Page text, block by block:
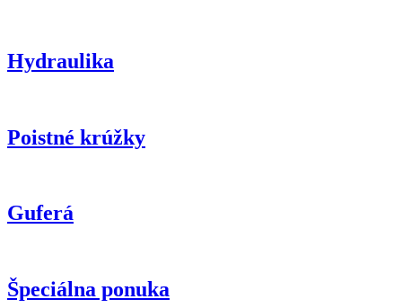
Hydraulika
Poistné krúžky
Guferá
Špeciálna ponuka